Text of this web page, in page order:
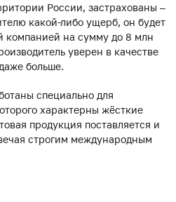
России, застрахованы –
какой-либо ущерб, он будет
компанией на сумму до 8 млн
уверен в качестве
больше.
специально для
характерны жёсткие
продукция поставляется и
строгим международным